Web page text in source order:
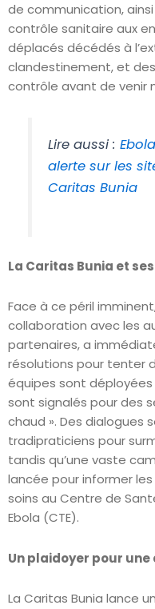
de communication,
contrôle sanitaire aux
déplacés décédés à
clandestinement, et
contrôle avant de venir
Lire aussi :
alerte sur les
Caritas Bunia
La Caritas Bunia et
Face à ce péril
collaboration avec les
partenaires, a
résolutions pour tenter
équipes sont
sont signalés pour des
chaud ». Des dialogues
tradipraticiens pour
tandis qu’une vaste
lancée pour informer
soins au Centre de
Ebola (CTE).
Un plaidoyer pour
La Caritas Bunia lance